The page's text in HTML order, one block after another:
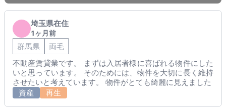
埼玉県在住
1ヶ月前
群馬県
両毛
不動産賃貸業です。 まずは入居者様に喜ばれる物件にした
いと思っています。 そのためには、物件を大切に長く維持
させたいと考えています。 物件がとても綺麗に見えました
資産
再生